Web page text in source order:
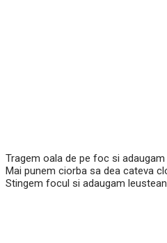
Tragem oala de pe foc si
Mai punem ciorba sa dea cateva
Stingem focul si adaugam